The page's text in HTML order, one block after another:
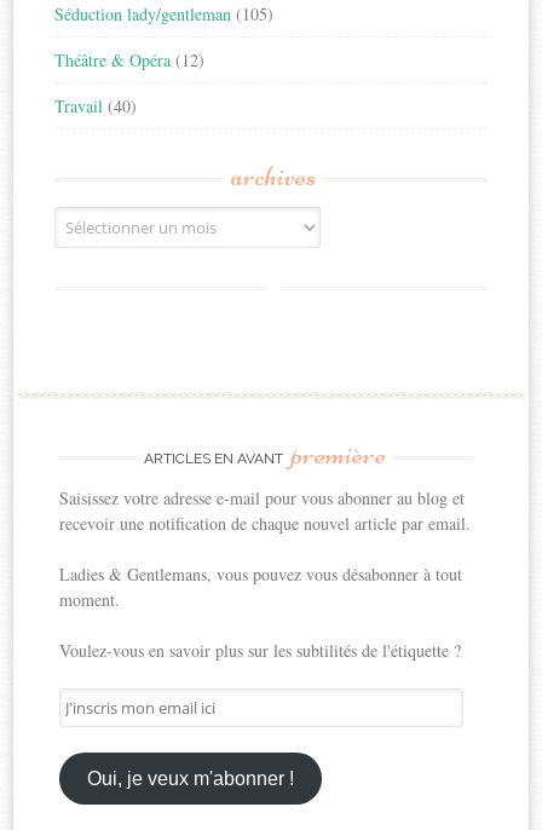
Séduction lady/gentleman (105)
Théâtre & Opéra (12)
Travail (40)
archives
Archives
ARTICLES EN AVANT première
Saisissez votre adresse e-mail pour vous abonner au blog et
recevoir une notification de chaque nouvel article par email.
Ladies & Gentlemans, vous pouvez vous désabonner à tout
moment.
Voulez-vous en savoir plus sur les subtilités de l'étiquette ?
J'inscris
mon
email
ici
Oui, je veux m'abonner !